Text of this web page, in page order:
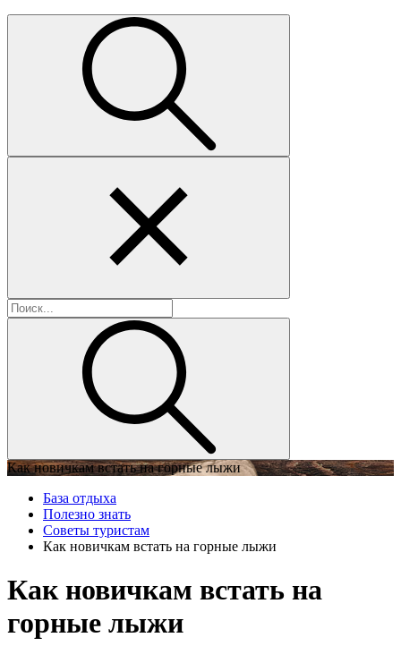
Как новичкам встать на горные лыжи
База отдыха
Полезно знать
Советы туристам
Как новичкам встать на горные лыжи
Как новичкам встать на
горные лыжи